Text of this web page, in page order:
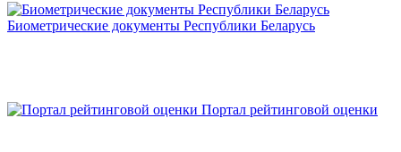
Биометрические документы Республики Беларусь
Портал рейтинговой оценки